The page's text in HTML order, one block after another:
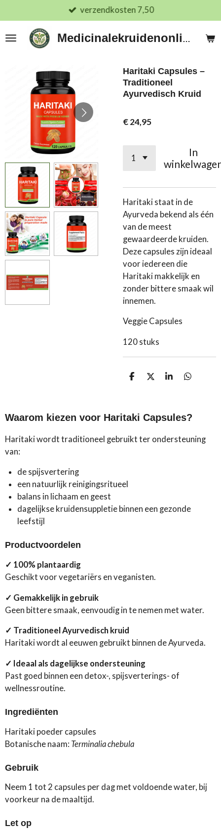
direct
naar
Medicinalekruidenonline.nl
verzendkosten 7,50
Haritaki Capsules –
Traditioneel
Ayurvedisch Kruid
€ 24,95
In
Haritaki staat in de
Ayurveda bekend als één
van de meest
gewaardeerde kruiden.
Deze capsules zijn ideaal
voor iedereen die
Haritaki makkelijk en
zonder bittere smaak wil
innemen.
Veggie Capsules
120 stuks
D
n
D
S
e
D
n
Waarom kiezen voor Haritaki Capsules?
Haritaki wordt traditioneel gebruikt ter ondersteuning
van:
de spijsvertering
een natuurlijk reinigingsritueel
balans in lichaam en geest
dagelijkse kruidensuppletie binnen een gezonde
leefstijl
Productvoordelen
✓ 100% plantaardig
Geschikt voor vegetariërs en veganisten.
✓ Gemakkelijk in gebruik
Geen bittere smaak, eenvoudig in te nemen met water.
✓ Traditioneel Ayurvedisch kruid
Haritaki wordt al eeuwen gebruikt binnen de Ayurveda.
✓ Ideaal als dagelijkse ondersteuning
Past goed binnen een detox-, spijsverterings- of
wellnessroutine.
Ingrediënten
Haritaki poeder capsules
Botanische naam: Terminalia chebula
Gebruik
Neem 1 tot 2 capsules per dag met voldoende water, bij
voorkeur na de maaltijd.
Let op